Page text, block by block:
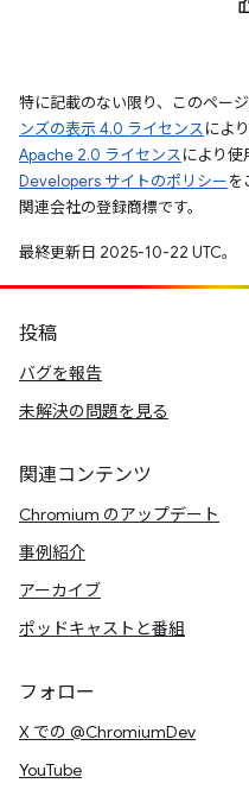
特に記載のない限り、このペー
ンズの表示 4.0 ライセンスによ
Apache 2.0 ライセンスにより使
Developers サイトのポリシーを
関連会社の登録商標です。
最終更新日 2025-10-22 UTC。
投稿
バグを報告
未解決の問題を見る
関連コンテンツ
Chromium のアップデート
事例紹介
アーカイブ
ポッドキャストと番組
フォロー
X での @ChromiumDev
YouTube